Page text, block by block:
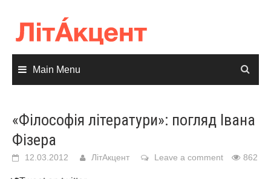
content
Main Menu
«Філософія літератури»: погляд Івана
Фізера
12.03.2012 ЛітАкцент Leave a comment 862